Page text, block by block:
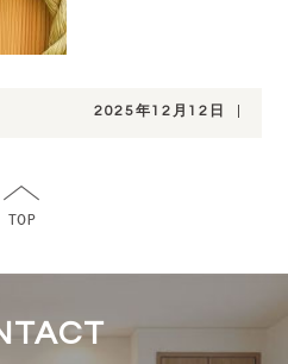
2025年12月12日